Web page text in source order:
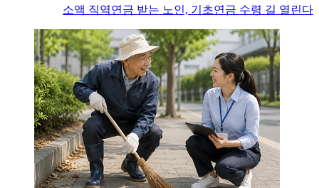
소액 직역연금 받는 노인, 기초연금 수령 길 열린다